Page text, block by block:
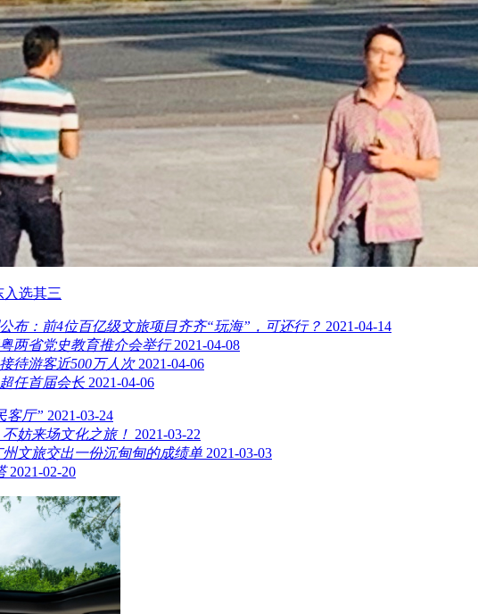
入选其三
布：前4位百亿级文旅项目齐齐“玩海”，可还行？ 2021-04-14
两省党史教育推介会举行 2021-04-08
待游客近500万人次 2021-04-06
任首届会长 2021-04-06
客厅” 2021-03-24
妨来场文化之旅！ 2021-03-22
文旅交出一份沉甸甸的成绩单 2021-03-03
2021-02-20